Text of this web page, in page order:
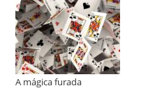
A mágica furada